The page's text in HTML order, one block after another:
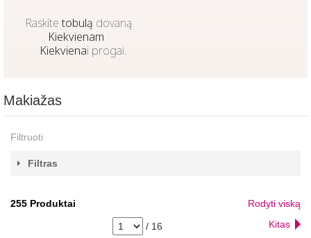
Raskitetobulą dovaną
Kiekvienam
Kiekvienai progai.
Makiažas
Filtruoti
Filtras
255 Produktai Rodyti viską
/ 16 Kitas